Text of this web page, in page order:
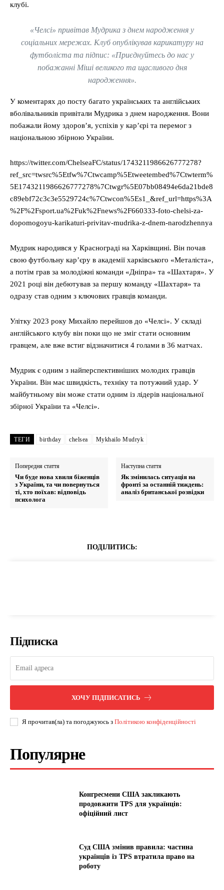
клубі.
«Челсі» привітав Мудрика з днем народження у
соціальних мережах. Клуб опублікував карикатуру на
футболіста та підпис: «Приєднуйтесь до нас у
побажанні Міші великого та щасливого дня
народження».
У коментарях до посту багато українських та англійських
вболівальників привітали Мудрика з днем народження. Вони
побажали йому здоров’я, успіхів у кар’єрі та перемог з
національною збірною України.
https://twitter.com/ChelseaFC/status/1743211986626777278?
ref_src=twsrc%5Etfw%7Ctwcamp%5Etweetembed%7Ctwterm%
5E1743211986626777278%7Ctwgr%5E07bb08494e6da21bde8
c89ebf72c3c3e5529724c%7Ctwcon%5Es1_&ref_url=https%3A
%2F%2Fsport.ua%2Fuk%2Fnews%2F660333-foto-chelsi-za-
dopomogoyu-karikaturi-privitav-mudrika-z-dnem-narodzhennya
Мудрик народився у Краснограді на Харківщині. Він почав
свою футбольну кар’єру в академії харківського «Металіста»,
а потім грав за молодіжні команди «Дніпра» та «Шахтаря». У
2021 році він дебютував за першу команду «Шахтаря» та
одразу став одним з ключових гравців команди.
Улітку 2023 року Михайло перейшов до «Челсі». У складі
англійського клубу він поки що не зміг стати основним
гравцем, але вже встиг відзначитися 4 голами в 36 матчах.
Мудрик є одним з найперспективніших молодих гравців
України. Він має швидкість, техніку та потужний удар. У
майбутньому він може стати одним із лідерів національної
збірної України та «Челсі».
ТЕГИ birthday chelsea Mykhailo Mudryk
Попередня стаття
Чи буде нова хвиля біженців
з України, та чи повернуться
ті, хто поїхав: відповідь
психолога
Наступна стаття
Як змінилась ситуація на
фронті за останній тиждень:
аналіз британської розвідки
ПОДІЛИТИСЬ:
Підписка
ХОЧУ ПІДПИСАТИСЬ
Я прочитав(ла) та погоджуюсь з Політикою конфіденційності
Популярне
Конгресмени США закликають
продовжити TPS для українців:
офіційний лист
Суд США змінив правила: частина
українців із TPS втратила право на
роботу